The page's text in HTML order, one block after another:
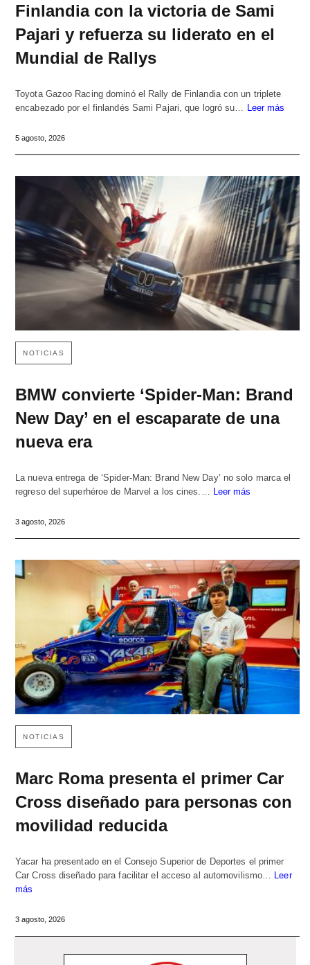
Finlandia con la victoria de Sami
Pajari y refuerza su liderato en el
Mundial de Rallys
Toyota Gazoo Racing dominó el Rally de Finlandia con un triplete
encabezado por el finlandés Sami Pajari, que logró su… Leer más
5 agosto, 2026
NOTICIAS
BMW convierte ‘Spider-Man: Brand
New Day’ en el escaparate de una
nueva era
La nueva entrega de ‘Spider-Man: Brand New Day’ no solo marca el
regreso del superhéroe de Marvel a los cines.… Leer más
3 agosto, 2026
NOTICIAS
Marc Roma presenta el primer Car
Cross diseñado para personas con
movilidad reducida
Yacar ha presentado en el Consejo Superior de Deportes el primer
Car Cross diseñado para facilitar el acceso al automovilismo… Leer
más
3 agosto, 2026